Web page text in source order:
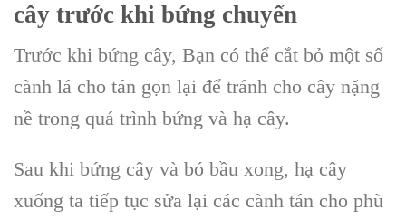
cây trước khi bứng chuyển
Trước khi bứng cây, Bạn có thể cắt bỏ một số
cành lá cho tán gọn lại để tránh cho cây nặng
nề trong quá trình bứng và hạ cây.
Sau khi bứng cây và bó bầu xong, hạ cây
xuống ta tiếp tục sửa lại các cành tán cho phù